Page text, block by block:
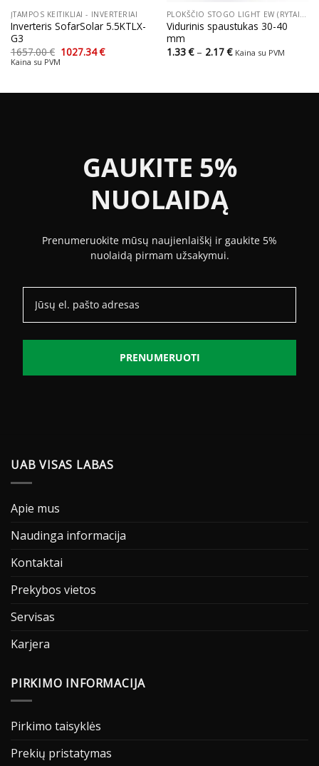
ĮTAMPOS KEITIKLIAI - INVERTERIAI
Inverteris SofarSolar 5.5KTLX-
G3
1657.00€ Original
price
was:
1027.34€Current
price
Kaina su PVM
Vidurinis spaustukas 30-40
mm
1.33€ – 2.17€Price
range:
Kaina su PVM
GAUKITE 5%
NUOLAIDĄ
Prenumeruokite mūsų naujienlaiškį ir gaukite 5%
nuolaidą pirmam užsakymui.
PRENUMERUOTI
UAB VISAS LABAS
Apie mus
Naudinga informacija
Kontaktai
Prekybos vietos
Servisas
Karjera
PIRKIMO INFORMACIJA
Pirkimo taisyklės
Prekių pristatymas